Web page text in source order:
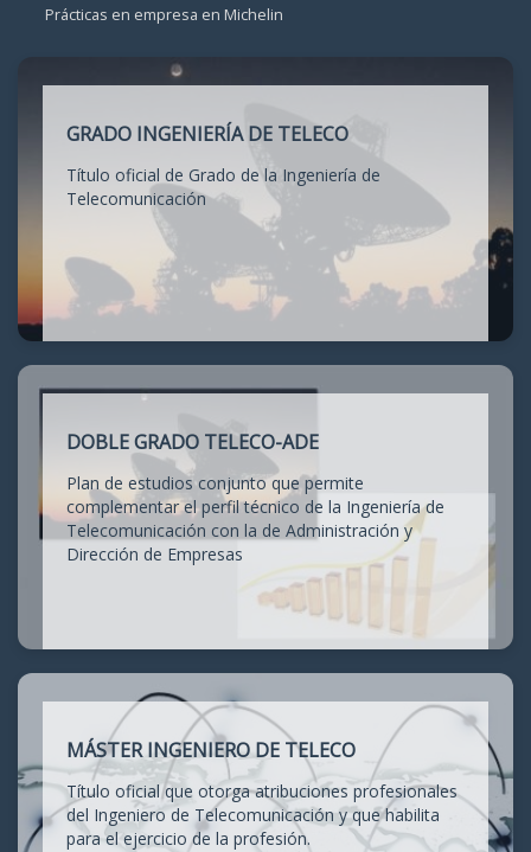
Prácticas en empresa en Michelin
GRADO INGENIERÍA DE TELECO
Título oficial de Grado de la Ingeniería de
Telecomunicación
DOBLE GRADO TELECO-ADE
Plan de estudios conjunto que permite
complementar el perfil técnico de la Ingeniería de
Telecomunicación con la de Administración y
Dirección de Empresas
MÁSTER INGENIERO DE TELECO
Título oficial que otorga atribuciones profesionales
del Ingeniero de Telecomunicación y que habilita
para el ejercicio de la profesión.